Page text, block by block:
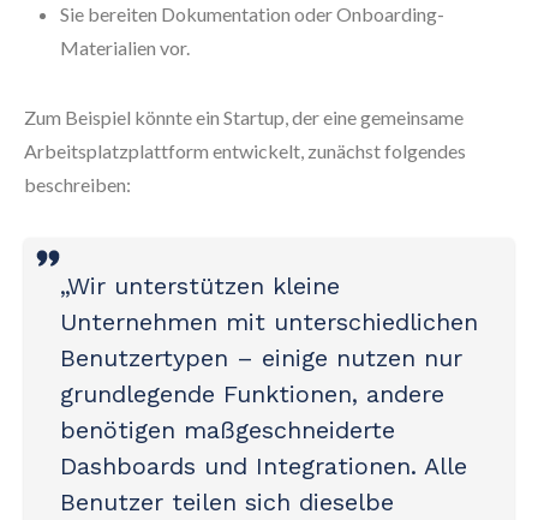
Sie bereiten Dokumentation oder Onboarding-
Materialien vor.
Zum Beispiel könnte ein Startup, der eine gemeinsame
Arbeitsplatzplattform entwickelt, zunächst folgendes
beschreiben:
„Wir unterstützen kleine
Unternehmen mit unterschiedlichen
Benutzertypen – einige nutzen nur
grundlegende Funktionen, andere
benötigen maßgeschneiderte
Dashboards und Integrationen. Alle
Benutzer teilen sich dieselbe